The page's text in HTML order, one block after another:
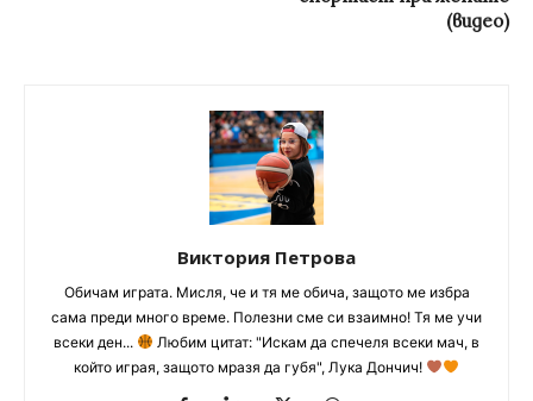
(видео)
Виктория Петрова
Обичам играта. Мисля, че и тя ме обича, защото ме избра
сама преди много време. Полезни сме си взаимно! Тя ме учи
всеки ден...
Любим цитат: "Искам да спечеля всеки мач, в
който играя, защото мразя да губя", Лука Дончич!